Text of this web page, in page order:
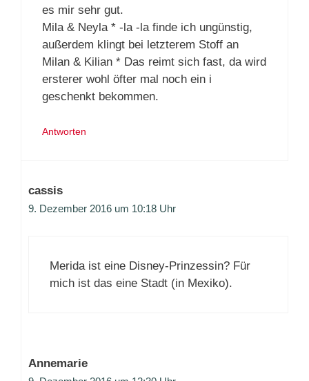
es mir sehr gut.
Mila & Neyla * -la -la finde ich ungünstig,
außerdem klingt bei letzterem Stoff an
Milan & Kilian * Das reimt sich fast, da wird
ersterer wohl öfter mal noch ein i
geschenkt bekommen.
Antworten
cassis
9. Dezember 2016 um 10:18 Uhr
Merida ist eine Disney-Prinzessin? Für
mich ist das eine Stadt (in Mexiko).
Annemarie